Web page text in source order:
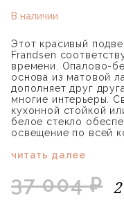
В наличии
Этот красивый
Frandsen
времени. Опалово-
основа из матовой
дополняет друг
многие интерьеры.
кухонной стойкой
белое стекло
освещение по всей
читать далее
37 004 ₽